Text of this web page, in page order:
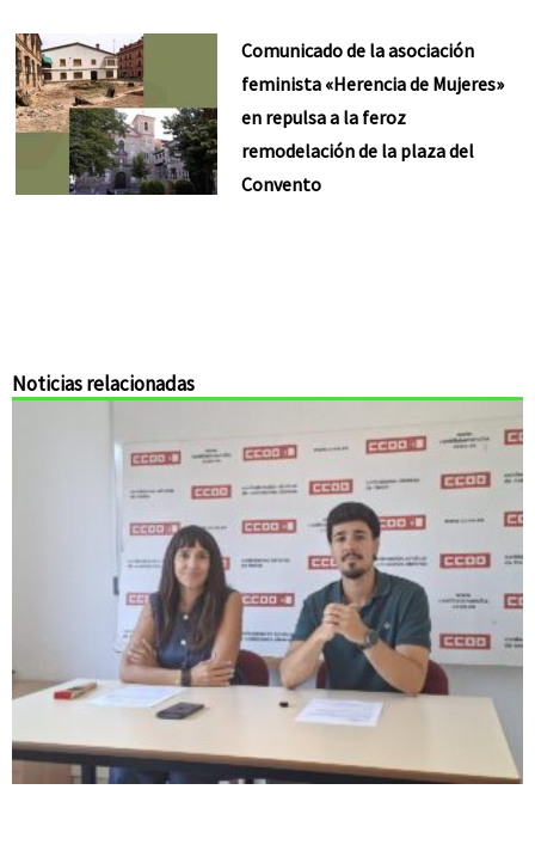
Comunicado de la asociación
feminista «Herencia de Mujeres»
en repulsa a la feroz
remodelación de la plaza del
Convento
Noticias relacionadas